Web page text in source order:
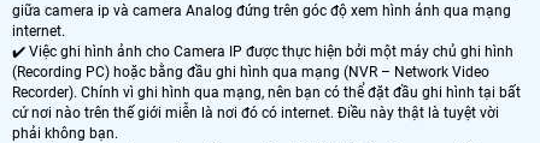
giữa camera ip và camera Analog đứng trên góc độ xem hình ảnh qua mạng
internet.
✔️ Việc ghi hình ảnh cho Camera IP được thực hiện bởi một máy chủ ghi hình
(Recording PC) hoặc bằng đầu ghi hình qua mạng (NVR – Network Video
Recorder). Chính vì ghi hình qua mạng, nên bạn có thể đặt đầu ghi hình tại bất
cứ nơi nào trên thế giới miễn là nơi đó có internet. Điều này thật là tuyệt vời
phải không bạn.